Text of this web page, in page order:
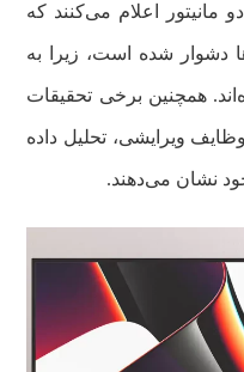
مانیتور اعلام می‌کنند که
دشوار شده است، زیرا به
همچنین برخی تحقیقات
ویرایشی، تحلیل داده
نشان می‌دهند.